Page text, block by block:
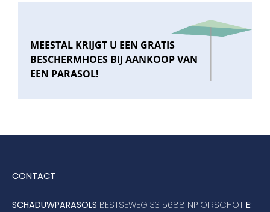
MEESTAL KRIJGT U EEN GRATIS
BESCHERMHOES BIJ AANKOOP VAN
EEN PARASOL!
CONTACT
SCHADUWPARASOLS BESTSEWEG 33 5688 NP OIRSCHOT E: